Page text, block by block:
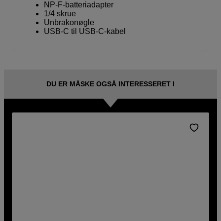
NP-F-batteriadapter
1/4 skrue
Unbrakonøgle
USB-C til USB-C-kabel
DU ER MÅSKE OGSÅ INTERESSERET I